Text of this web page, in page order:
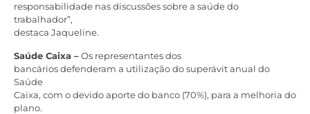
responsabilidade nas discussões sobre a saúde do
trabalhador”,
destaca Jaqueline.
Saúde Caixa –Os representantes dos
bancários defenderam a utilização do superávit anual do
Saúde
Caixa, com o devido aporte do banco (70%), para a melhoria do
plano.